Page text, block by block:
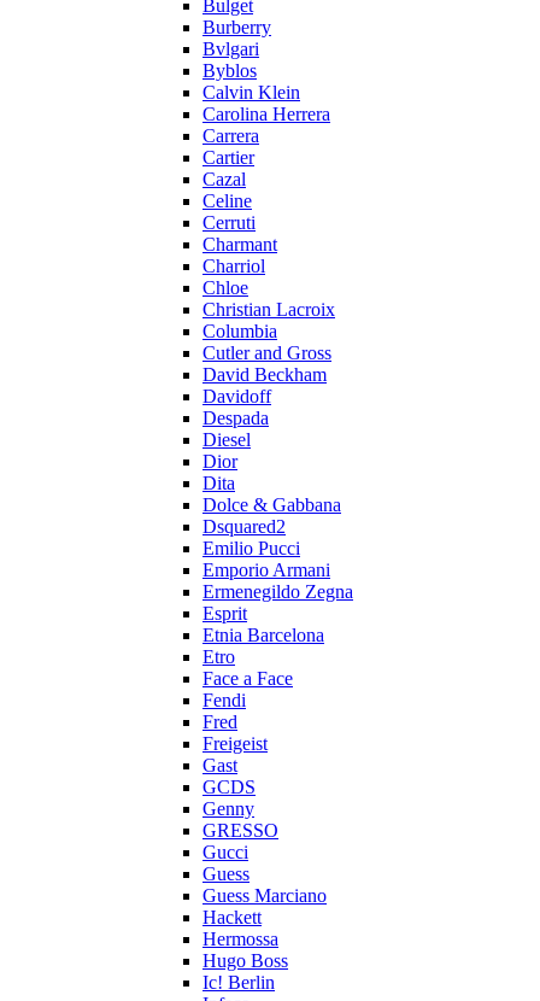
Bulget
Burberry
Bvlgari
Byblos
Calvin Klein
Carolina Herrera
Carrera
Cartier
Cazal
Celine
Cerruti
Charmant
Charriol
Chloe
Christian Lacroix
Columbia
Cutler and Gross
David Beckham
Davidoff
Despada
Diesel
Dior
Dita
Dolce & Gabbana
Dsquared2
Emilio Pucci
Emporio Armani
Ermenegildo Zegna
Esprit
Etnia Barcelona
Etro
Face a Face
Fendi
Fred
Freigeist
Gast
GCDS
Genny
GRESSO
Gucci
Guess
Guess Marciano
Hackett
Hermossa
Hugo Boss
Ic! Berlin